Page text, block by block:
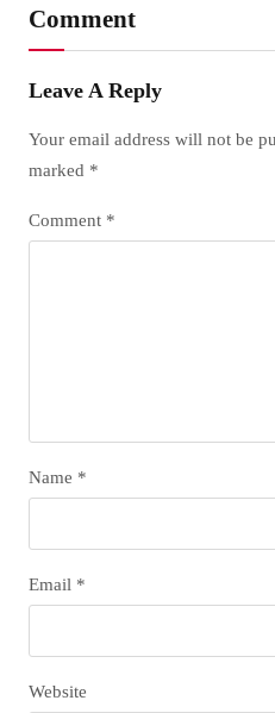
Comment
Leave A Reply
Your email address will not be
marked *
Comment *
Name *
Email *
Website